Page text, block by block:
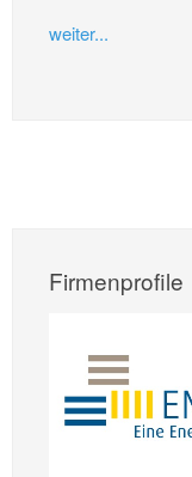
weiter...
Firmenprofile